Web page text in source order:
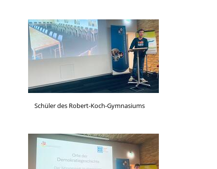
Schüler des Robert-Koch-Gymnasiums